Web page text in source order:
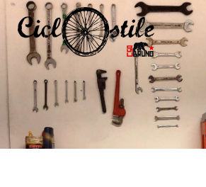
Vai
al
contenuto